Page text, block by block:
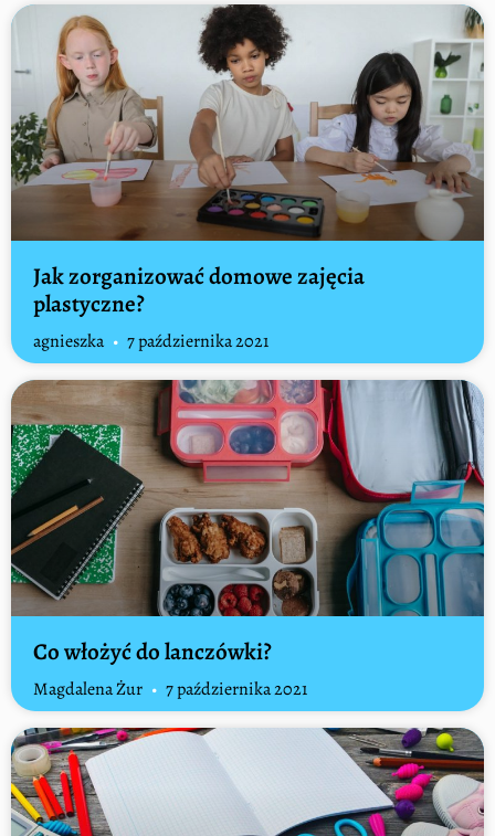
Jak zorganizować domowe zajęcia
plastyczne?
agnieszka 7 października 2021
Co włożyć do lanczówki?
Magdalena Żur 7 października 2021